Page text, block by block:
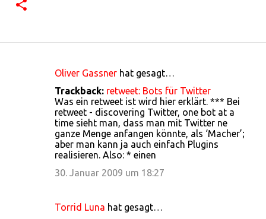
Oliver Gassner hat gesagt…
Trackback: retweet: Bots für Twitter
Was ein retweet ist wird hier erklärt. *** Bei
retweet - discovering Twitter, one bot at a
time sieht man, dass man mit Twitter ne
ganze Menge anfangen könnte, als ‘Macher’;
aber man kann ja auch einfach Plugins
realisieren. Also: * einen
30. Januar 2009 um 18:27
Torrid Luna hat gesagt…